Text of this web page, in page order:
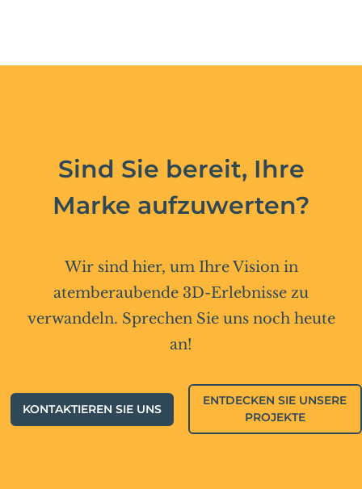
Sind Sie bereit, Ihre
Marke aufzuwerten?
Wir sind hier, um Ihre Vision in
atemberaubende 3D-Erlebnisse zu
verwandeln. Sprechen Sie uns noch heute
an!
KONTAKTIEREN SIE UNS
ENTDECKEN SIE UNSERE
PROJEKTE